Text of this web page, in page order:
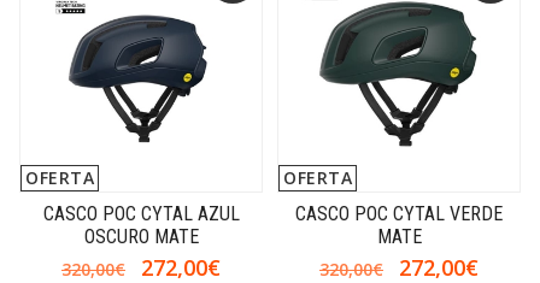
OFERTA
CASCO POC CYTAL AZUL
OSCURO MATE
320,00€
272,00€
OFERTA
CASCO POC CYTAL VERDE
MATE
320,00€
272,00€